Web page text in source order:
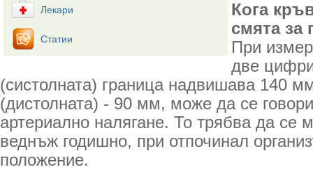
Лекари
Статии
Кога
смята за
При
две
(систолната) граница надвишава 140
(дистолната) - 90 мм, може да се
артериално налягане. То трябва да се
веднъж годишно, при отпочинал
положение.